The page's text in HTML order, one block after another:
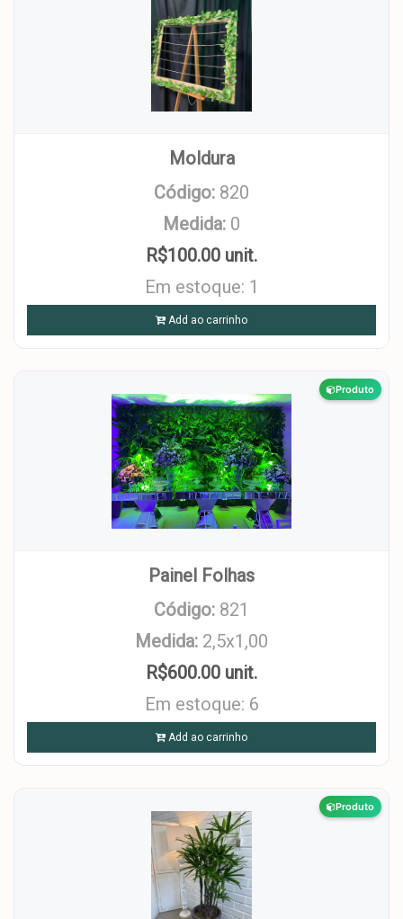
Moldura
Código: 820
Medida: 0
R$100.00 unit.
Em estoque: 1
Add ao carrinho
Produto
Painel Folhas
Código: 821
Medida: 2,5x1,00
R$600.00 unit.
Em estoque: 6
Add ao carrinho
Produto